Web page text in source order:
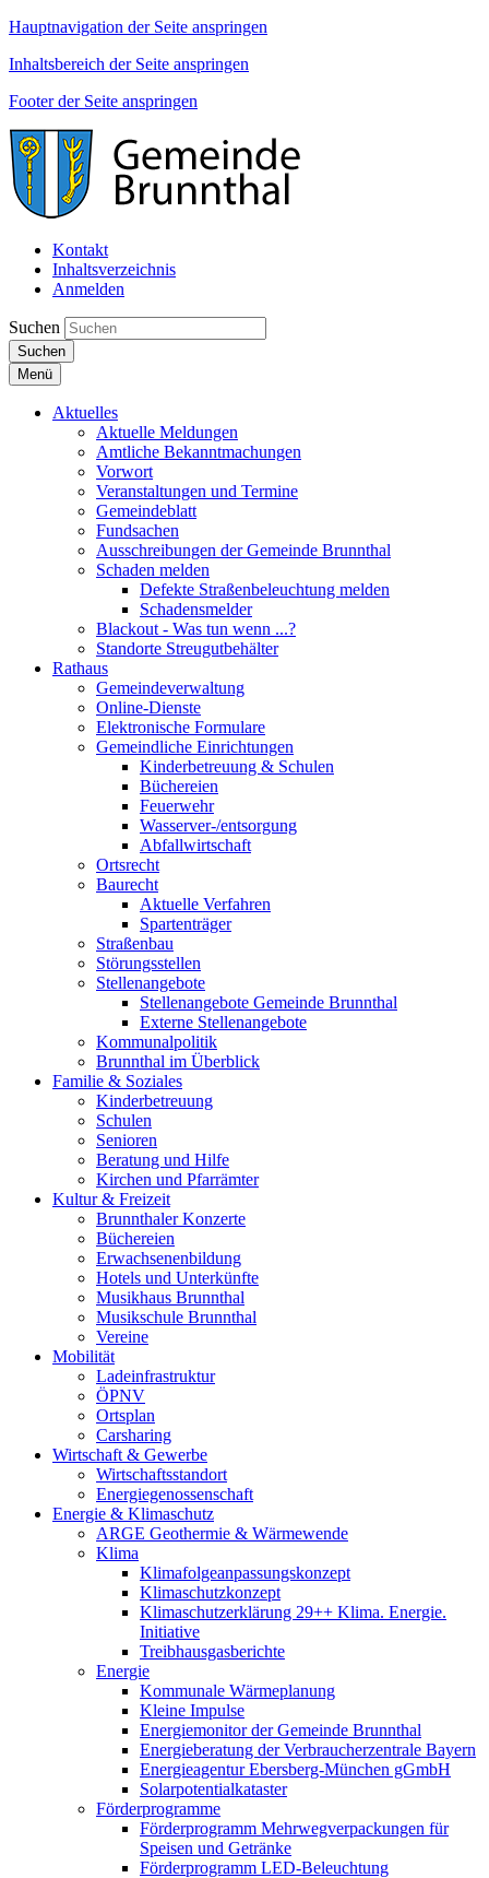
Hauptnavigation der Seite anspringen
Inhaltsbereich der Seite anspringen
Footer der Seite anspringen
Kontakt
Inhaltsverzeichnis
Anmelden
Suchen
Suchen
Menü
Aktuelles
Aktuelle Meldungen
Amtliche Bekanntmachungen
Vorwort
Veranstaltungen und Termine
Gemeindeblatt
Fundsachen
Ausschreibungen der Gemeinde Brunnthal
Schaden melden
Defekte Straßenbeleuchtung melden
Schadensmelder
Blackout - Was tun wenn ...?
Standorte Streugutbehälter
Rathaus
Gemeindeverwaltung
Online-Dienste
Elektronische Formulare
Gemeindliche Einrichtungen
Kinderbetreuung & Schulen
Büchereien
Feuerwehr
Wasserver-/entsorgung
Abfallwirtschaft
Ortsrecht
Baurecht
Aktuelle Verfahren
Spartenträger
Straßenbau
Störungsstellen
Stellenangebote
Stellenangebote Gemeinde Brunnthal
Externe Stellenangebote
Kommunalpolitik
Brunnthal im Überblick
Familie & Soziales
Kinderbetreuung
Schulen
Senioren
Beratung und Hilfe
Kirchen und Pfarrämter
Kultur & Freizeit
Brunnthaler Konzerte
Büchereien
Erwachsenenbildung
Hotels und Unterkünfte
Musikhaus Brunnthal
Musikschule Brunnthal
Vereine
Mobilität
Ladeinfrastruktur
ÖPNV
Ortsplan
Carsharing
Wirtschaft & Gewerbe
Wirtschaftsstandort
Energiegenossenschaft
Energie & Klimaschutz
ARGE Geothermie & Wärmewende
Klima
Klimafolgeanpassungskonzept
Klimaschutzkonzept
Klimaschutzerklärung 29++ Klima. Energie.
Initiative
Treibhausgasberichte
Energie
Kommunale Wärmeplanung
Kleine Impulse
Energiemonitor der Gemeinde Brunnthal
Energieberatung der Verbraucherzentrale Bayern
Energieagentur Ebersberg-München gGmbH
Solarpotentialkataster
Förderprogramme
Förderprogramm Mehrwegverpackungen für
Speisen und Getränke
Förderprogramm LED-Beleuchtung